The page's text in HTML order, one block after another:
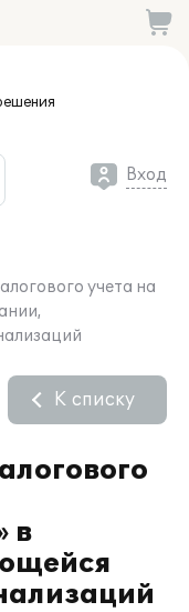
Вход
учета на
в
К списку